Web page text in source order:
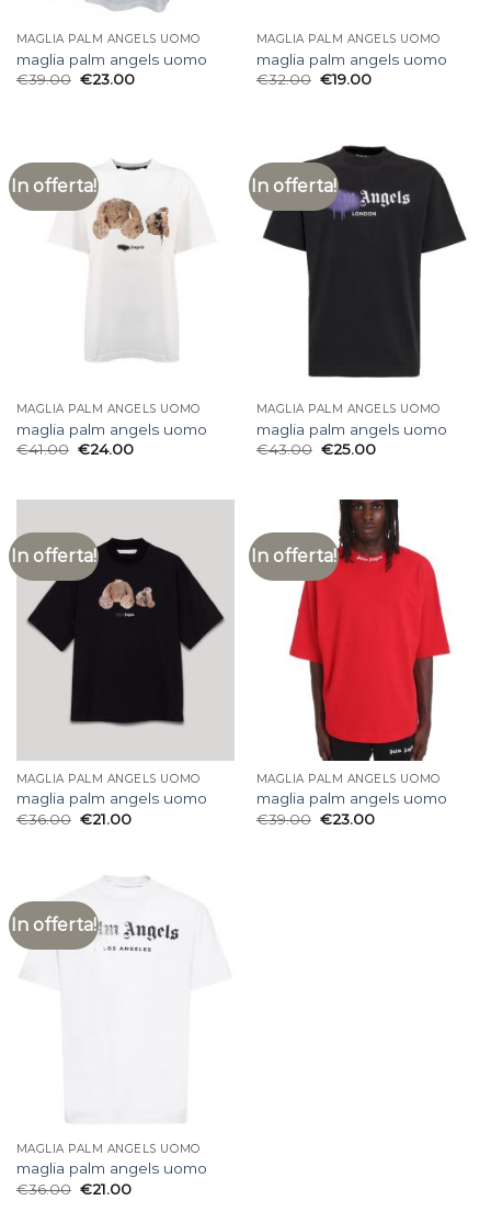
MAGLIA PALM ANGELS UOMO
maglia palm angels uomo
€39.00 €23.00
MAGLIA PALM ANGELS UOMO
maglia palm angels uomo
€32.00 €19.00
In offerta!
MAGLIA PALM ANGELS UOMO
maglia palm angels uomo
€41.00 €24.00
In offerta!
MAGLIA PALM ANGELS UOMO
maglia palm angels uomo
€43.00 €25.00
In offerta!
MAGLIA PALM ANGELS UOMO
maglia palm angels uomo
€36.00 €21.00
In offerta!
MAGLIA PALM ANGELS UOMO
maglia palm angels uomo
€39.00 €23.00
In offerta!
MAGLIA PALM ANGELS UOMO
maglia palm angels uomo
€36.00 €21.00